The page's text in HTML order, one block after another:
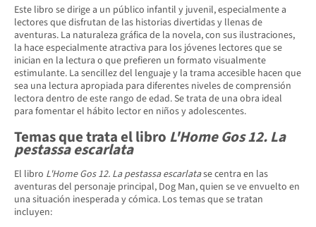
Este libro se dirige a un público infantil y juvenil, especialmente a
lectores que disfrutan de las historias divertidas y llenas de
aventuras. La naturaleza gráfica de la novela, con sus ilustraciones,
la hace especialmente atractiva para los jóvenes lectores que se
inician en la lectura o que prefieren un formato visualmente
estimulante. La sencillez del lenguaje y la trama accesible hacen que
sea una lectura apropiada para diferentes niveles de comprensión
lectora dentro de este rango de edad. Se trata de una obra ideal
para fomentar el hábito lector en niños y adolescentes.
Temas que trata el libro L'Home Gos 12. La
pestassa escarlata
El libro L'Home Gos 12. La pestassa escarlatase centra en las
aventuras del personaje principal, Dog Man, quien se ve envuelto en
una situación inesperada y cómica. Los temas que se tratan
incluyen: